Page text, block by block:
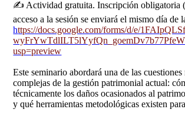
✍️ Actividad gratuita. Inscripción obligatoria
acceso a la sesión se enviará el mismo día de
https://docs.google.com/forms/d/e/
usp=preview
Este seminario abordará una de las
complejas de la gestión patrimonial actual:
técnicamente los daños ocasionados al
y qué herramientas metodológicas existen